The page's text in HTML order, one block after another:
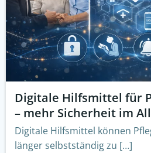
Digitale Hilfsmittel für
– mehr Sicherheit im
Digitale Hilfsmittel können
länger selbstständig zu […]